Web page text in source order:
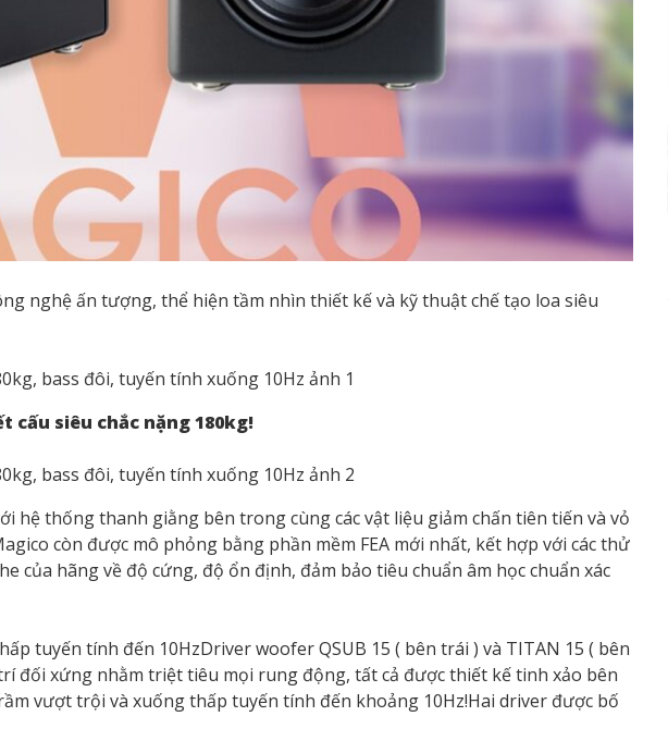
nghệ ấn tượng, thể hiện tầm nhìn thiết kế và kỹ thuật chế tạo loa siêu
siêu chắc nặng 180kg!
hệ thống thanh giằng bên trong cùng các vật liệu giảm chấn tiên tiến và vỏ
còn được mô phỏng bằng phần mềm FEA mới nhất, kết hợp với các thử
của hãng về độ cứng, độ ổn định, đảm bảo tiêu chuẩn âm học chuẩn xác
tuyến tính đến 10HzDriver woofer QSUB 15 ( bên trái ) và TITAN 15 ( bên
đối xứng nhằm triệt tiêu mọi rung động, tất cả được thiết kế tinh xảo bên
vượt trội và xuống thấp tuyến tính đến khoảng 10Hz!Hai driver được bố